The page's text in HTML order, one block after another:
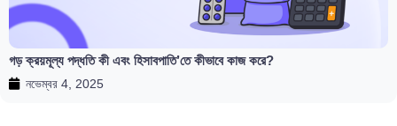
গড় ক্রয়মূল্য পদ্ধতি কী এবং হিসাবপাতি’তে কীভাবে কাজ করে?
নভেম্বর 4, 2025